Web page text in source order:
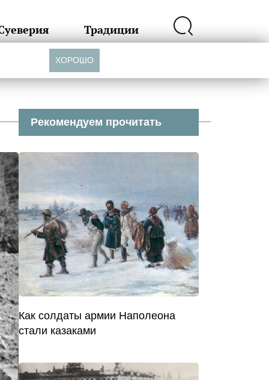
Традиции
Рекомендуем прочитать
Как солдаты армии Наполеона
стали казаками
ХОРОШО